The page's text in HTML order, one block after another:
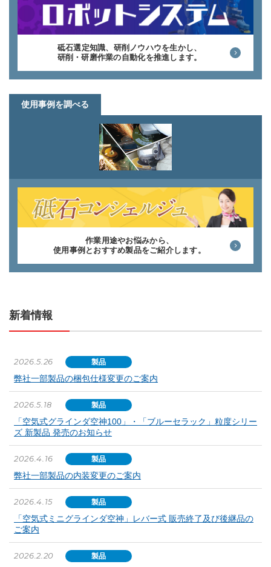
砥石選定知識、研削ノウハウを生かし、
研削・研磨作業の自動化を推進します。
使用事例を調べる
作業用途やお悩みから、
使用事例とおすすめ製品をご紹介します。
新着情報
2026.5.26 製品
弊社一部製品の梱包仕様変更のご案内
2026.5.18 製品
「空気式グラインダ空神100」・「ブルーセラック」粒度シリー
ズ 新製品 発売のお知らせ
2026.4.16 製品
弊社一部製品の内装変更のご案内
2026.4.15 製品
「空気式ミニグラインダ空神」レバー式 販売終了及び後継品の
ご案内
2026.2.20 製品